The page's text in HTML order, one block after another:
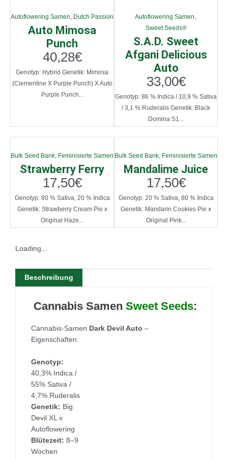
Autoflowering Samen, Dutch Passion
Auto Mimosa
Punch
40,28€
Genotyp: Hybrid Genetik: Mimosa
(Clementine X Purple Punch) X Auto
Purple Punch...
Autoflowering Samen,
Sweet Seeds®
S.A.D. Sweet
Afgani Delicious
Auto
33,00€
Genotyp: 86 % Indica / 10,9 % Sativa
/ 3,1 % Ruderalis Genetik: Black
Domina S1...
Bulk Seed Bank, Feminisierte Samen
Strawberry Ferry
17,50€
Genotyp: 80 % Sativa, 20 % Indica
Genetik: Strawberry Cream Pie x
Original Haze...
Bulk Seed Bank, Feminisierte Samen
Mandalime Juice
17,50€
Genotyp: 20 % Sativa, 80 % Indica
Genetik: Mandarin Cookies Pie x
Original Pink...
Loading...
Beschreibung
Cannabis Samen Sweet Seeds:
Cannabis-Samen Dark Devil Auto​​ –
Eigenschaften:
Genotyp:
40,3% Indica /
55% Sativa /
4,7% Ruderalis
Genetik: Big
Devil XL x
Autoflowering
Blütezeit: 8–9
Wochen